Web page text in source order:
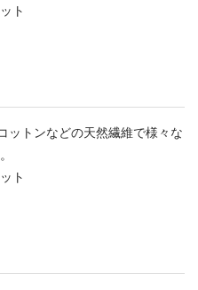
ト
ットンなどの天然繊維で様々な
ト